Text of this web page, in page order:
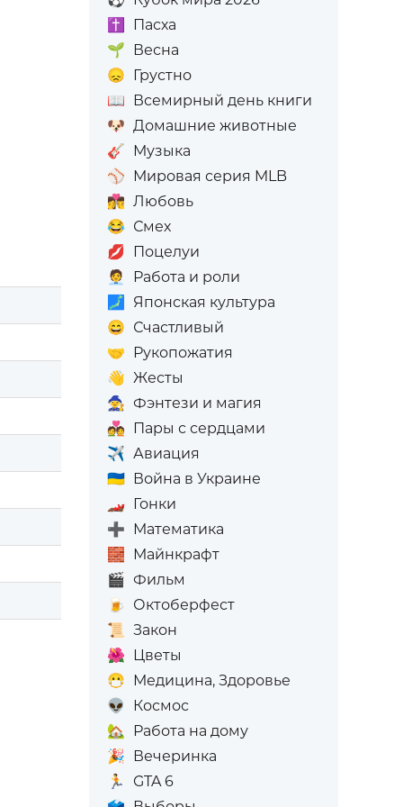
✝️
Пасха
🌱 Весна
😞 Грустно
📖 Всемирный день книги
🐶 Домашние животные
🎸 Музыка
⚾ Мировая серия MLB
👩‍❤️‍💋‍👨 Любовь
😂 Смех
💋 Поцелуи
🧑‍💼
Работа и роли
🗾
Японская культура
😄 Счастливый
🤝 Рукопожатия
👋 Жесты
🧙 Фэнтези и магия
💑 Пары с сердцами
✈️ Авиация
🇺🇦 Война в Украине
🏎️ Гонки
➕ Математика
🧱 Майнкрафт
🎬 Фильм
🍺
Октоберфест
📜 Закон
🌺 Цветы
😷 Медицина, Здоровье
👽
Космос
🏡
Работа на дому
🎉 Вечеринка
🏃
GTA 6